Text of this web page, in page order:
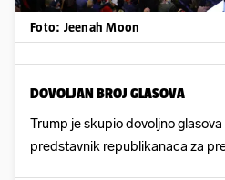
Foto: Jeenah Moon
DOVOLJAN BROJ GLASOVA
Trump je skupio dovoljno
predstavnik republikanaca za